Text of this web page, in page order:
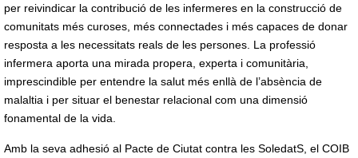
per reivindicar la contribució de les infermeres en la construcció de
comunitats més curoses, més connectades i més capaces de donar
resposta a les necessitats reals de les persones. La professió
infermera aporta una mirada propera, experta i comunitària,
imprescindible per entendre la salut més enllà de l’absència de
malaltia i per situar el benestar relacional com una dimensió
fonamental de la vida.
Amb la seva adhesió al Pacte de Ciutat contra les SoledatS, el COIB